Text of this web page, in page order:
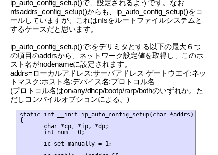
ip_auto_config_setup()で、設定されるようです。なお
nfsaddrs_config_setup()からも、ip_auto_config_setup()をコ
ールしていますが、これはnfsをルートファイルシステムと
するケースだと思います。
ip_auto_config_setup()で:をデリミタとする以下の最大６つ
の項目のaddrsから、ネットワーク設定値を取得し、このホ
スト名がnodenameに設定されます。
addrs=ローカルアドレス:サーバアドレス:ゲートウエイ:ネッ
トマスク:ホスト名:デバイス名:プロトコル名
(プロトコル名はon/any/dhcp/bootp/rarp/bothのいずれか。た
だしコンパイルオプションによる。)
static int __init ip_auto_config_setup(char *addrs)
{
       char *cp, *ip, *dp;
       int num = 0;
       ic_set_manually = 1;